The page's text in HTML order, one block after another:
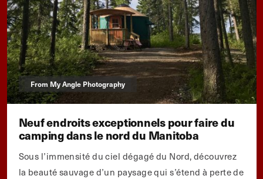
From My Angle Photography
Neuf endroits exceptionnels pour faire du
camping dans le nord du Manitoba
Sous l’immensité du ciel dégagé du Nord, découvrez
la beauté sauvage d’un paysage qui s’étend à perte de